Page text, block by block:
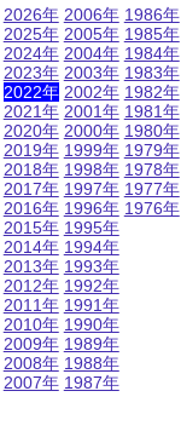
2026年
2025年
2024年
2023年
2022年
2021年
2020年
2019年
2018年
2017年
2016年
2015年
2014年
2013年
2012年
2011年
2010年
2009年
2008年
2007年
2006年
2005年
2004年
2003年
2002年
2001年
2000年
1999年
1998年
1997年
1996年
1995年
1994年
1993年
1992年
1991年
1990年
1989年
1988年
1987年
1986年
1985年
1984年
1983年
1982年
1981年
1980年
1979年
1978年
1977年
1976年